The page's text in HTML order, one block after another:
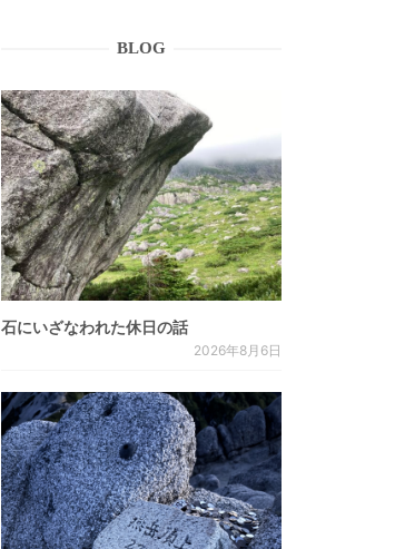
BLOG
石にいざなわれた休日の話
2026年8月6日